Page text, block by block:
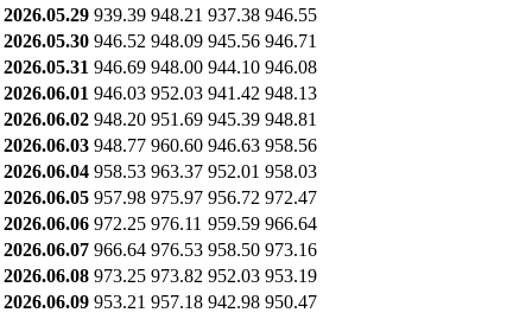
2026.05.29 939.39 948.21 937.38 946.55
2026.05.30 946.52 948.09 945.56 946.71
2026.05.31 946.69 948.00 944.10 946.08
2026.06.01 946.03 952.03 941.42 948.13
2026.06.02 948.20 951.69 945.39 948.81
2026.06.03 948.77 960.60 946.63 958.56
2026.06.04 958.53 963.37 952.01 958.03
2026.06.05 957.98 975.97 956.72 972.47
2026.06.06 972.25 976.11 959.59 966.64
2026.06.07 966.64 976.53 958.50 973.16
2026.06.08 973.25 973.82 952.03 953.19
2026.06.09 953.21 957.18 942.98 950.47